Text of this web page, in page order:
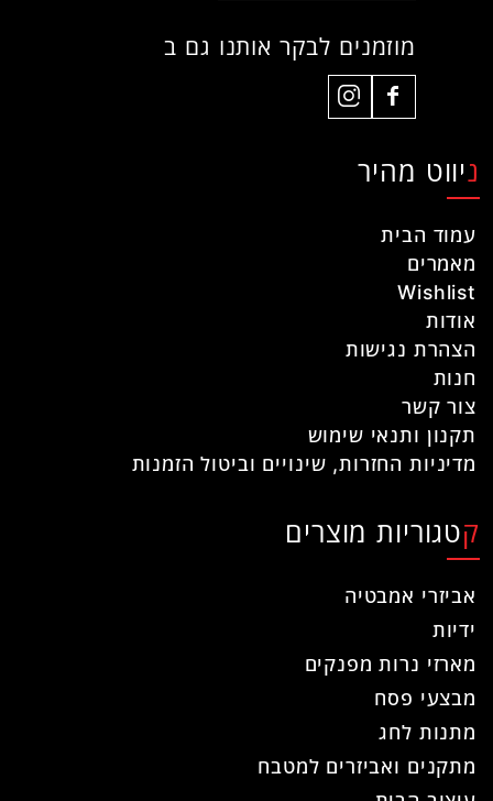
מוזמנים לבקר אותנו גם ב
ניווט מהיר
עמוד הבית
מאמרים
Wishlist
אודות
הצהרת נגישות
חנות
צור קשר
תקנון ותנאי שימוש
מדיניות החזרות, שינויים וביטול הזמנות
קטגוריות מוצרים
אביזרי אמבטיה
ידיות
מארזי נרות מפנקים
מבצעי פסח
מתנות לחג
מתקנים ואביזרים למטבח